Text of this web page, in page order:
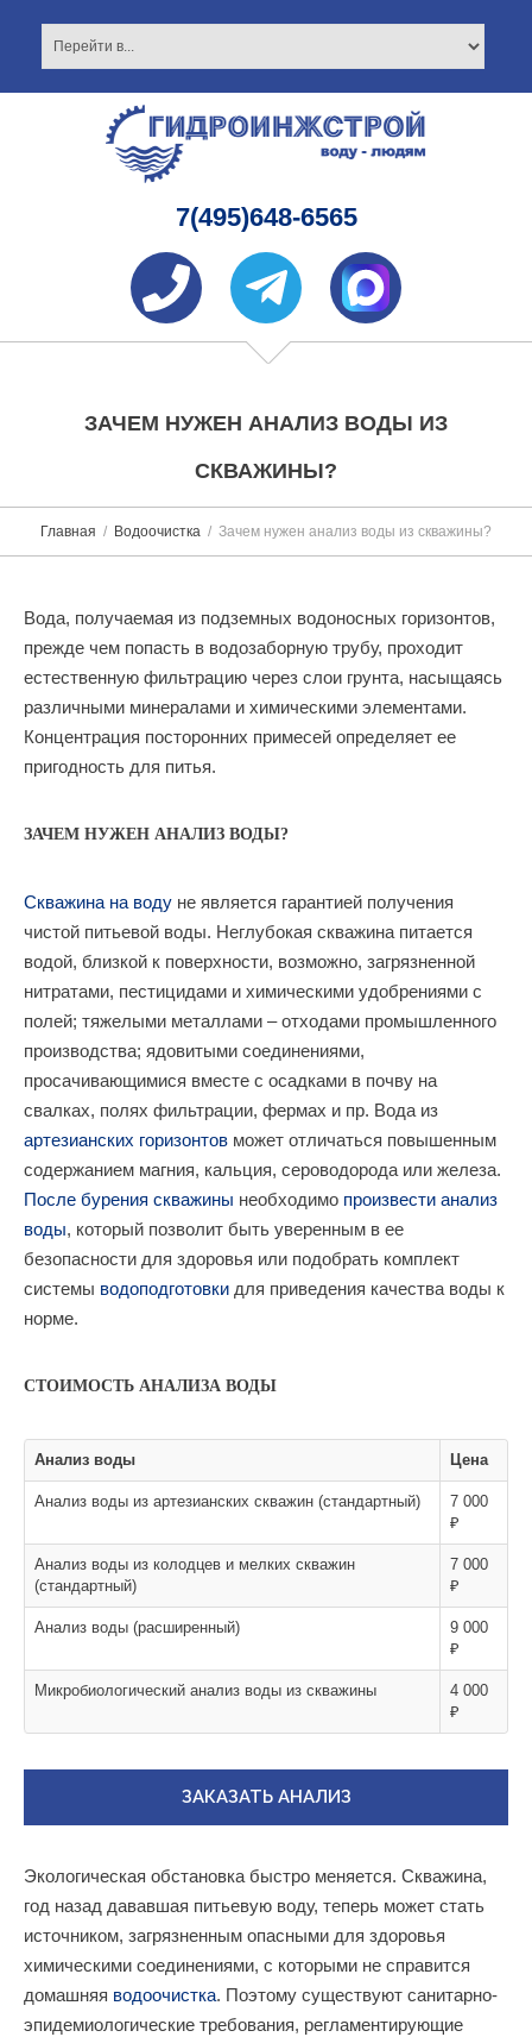
7(495)648-6565
ЗАЧЕМ НУЖЕН АНАЛИЗ ВОДЫ ИЗ
СКВАЖИНЫ?
Главная Водоочистка Зачем нужен анализ воды из скважины?
Вода, получаемая из подземных водоносных горизонтов,
прежде чем попасть в водозаборную трубу, проходит
естественную фильтрацию через слои грунта, насыщаясь
различными минералами и химическими элементами.
Концентрация посторонних примесей определяет ее
пригодность для питья.
ЗАЧЕМ НУЖЕН АНАЛИЗ ВОДЫ?
Скважина на воду не является гарантией получения
чистой питьевой воды. Неглубокая скважина питается
водой, близкой к поверхности, возможно, загрязненной
нитратами, пестицидами и химическими удобрениями с
полей; тяжелыми металлами – отходами промышленного
производства; ядовитыми соединениями,
просачивающимися вместе с осадками в почву на
свалках, полях фильтрации, фермах и пр. Вода из
артезианских горизонтов может отличаться повышенным
содержанием магния, кальция, сероводорода или железа.
После бурения скважины необходимо произвести анализ
воды, который позволит быть уверенным в ее
безопасности для здоровья или подобрать комплект
системы водоподготовки для приведения качества воды к
норме.
СТОИМОСТЬ АНАЛИЗА ВОДЫ
Анализ воды Цена
Анализ воды из артезианских скважин (стандартный)
7 000
₽
Анализ воды из колодцев и мелких скважин
(стандартный)
7 000
₽
Анализ воды (расширенный)
9 000
₽
Микробиологический анализ воды из скважины
4 000
₽
ЗАКАЗАТЬ АНАЛИЗ
Экологическая обстановка быстро меняется. Скважина,
год назад дававшая питьевую воду, теперь может стать
источником, загрязненным опасными для здоровья
химическими соединениями, с которыми не справится
домашняя водоочистка. Поэтому существуют санитарно-
эпидемиологические требования, регламентирующие